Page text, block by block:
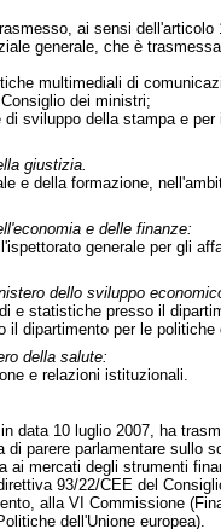
ai sensi
generale, che è
multimediali di
dei ministri;
sviluppo della stampa e
giustizia.
e della formazione,
e delle finanze:
generale per gli
dello sviluppo
e statistiche presso il
dipartimento per le
della salute:
e relazioni istituzionali.
data 10 luglio 2007, ha
parere parlamentare sullo
ai mercati degli strumenti
93/22/CEE del
alla VI Commissione
dell'Unione europea).